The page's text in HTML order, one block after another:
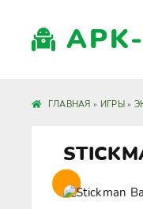
APK-
ГЛАВНАЯ » ИГРЫ»